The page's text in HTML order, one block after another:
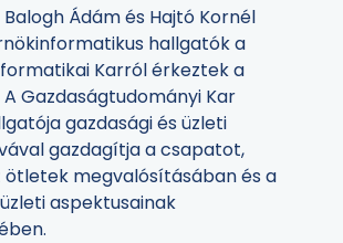
Balogh Ádám és Hajtó Kornél
hallgatók a
Karról érkeztek a
Gazdaságtudományi Kar
gazdasági és üzleti
gazdagítja a csapatot,
ötletek megvalósításában és a
aspektusainak